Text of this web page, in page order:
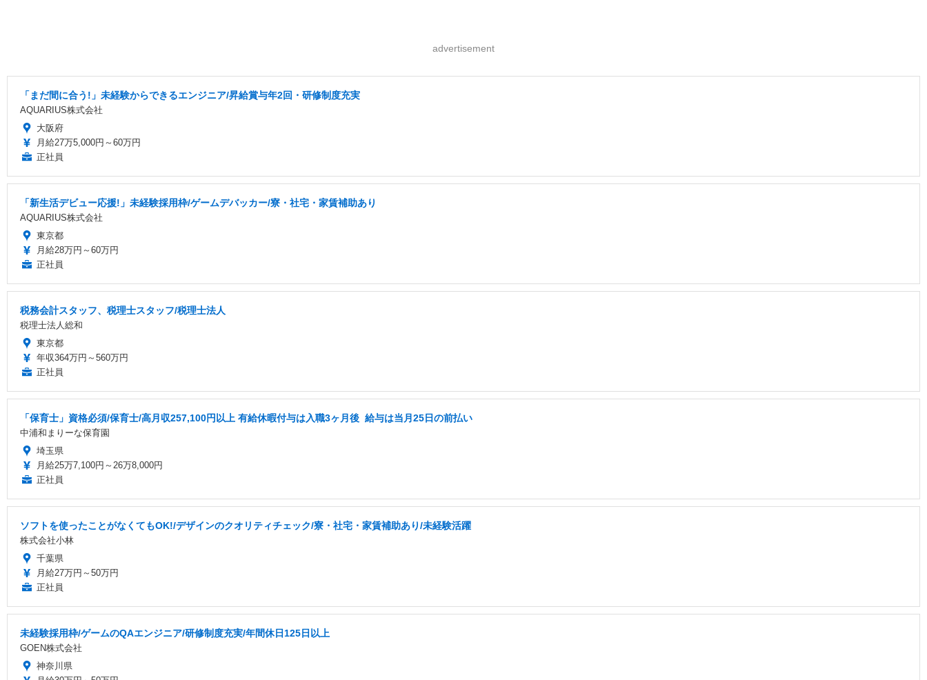
advertisement
「まだ間に合う!」未経験からできるエンジニア/昇給賞与年2回・研修制度充実
AQUARIUS株式会社
大阪府
月給27万5,000円～60万円
正社員
「新生活デビュー応援!」未経験採用枠/ゲームデバッカー/寮・社宅・家賃補助あり
AQUARIUS株式会社
東京都
月給28万円～60万円
正社員
税務会計スタッフ、税理士スタッフ/税理士法人
税理士法人総和
東京都
年収364万円～560万円
正社員
「保育士」資格必須/保育士/️高月収257,100円以上 ️有給休暇付与は入職3ヶ月後 ️ 給与は当月25日の前払い
中浦和まりーな保育園
埼玉県
月給25万7,100円～26万8,000円
正社員
ソフトを使ったことがなくてもOK!/デザインのクオリティチェック/寮・社宅・家賃補助あり/未経験活躍
株式会社小林
千葉県
月給27万円～50万円
正社員
未経験採用枠/ゲームのQAエンジニア/研修制度充実/年間休日125日以上
GOEN株式会社
神奈川県